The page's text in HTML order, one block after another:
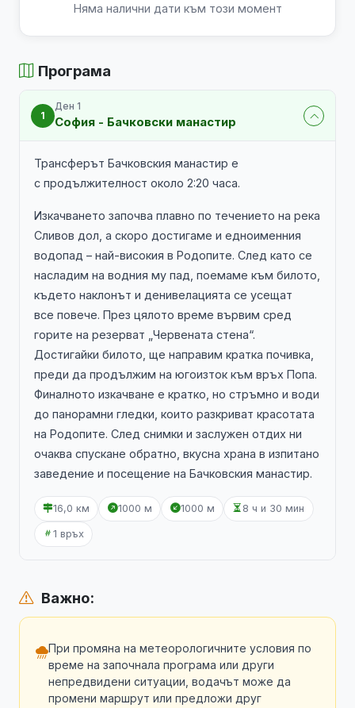
Няма налични дати към този момент
Програма
1
Ден 1
София - Бачковски манастир
Трансферът Бачковския манастир е
с продължителност около 2:20 часа.
Изкачването започва плавно по течението на река
Сливов дол, а скоро достигаме и едноименния
водопад – най-високия в Родопите. След като се
насладим на водния му пад, поемаме към билото,
където наклонът и денивелацията се усещат
все повече. През цялото време вървим сред
горите на резерват „Червената стена“.
Достигайки билото, ще направим кратка почивка,
преди да продължим на югоизток към връх Попа.
Финалното изкачване е кратко, но стръмно и води
до панорамни гледки, които разкриват красотата
на Родопите. След снимки и заслужен отдих ни
очаква спускане обратно, вкусна храна в изпитано
заведение и посещение на Бачковския манастир.
16,0 км 1000 м 1000 м 8 ч и 30 мин
1 връх
Важно:
При промяна на метеорологичните условия по
време на започнала програма или други
непредвидени ситуации, водачът може да
промени маршрут или предложи друг